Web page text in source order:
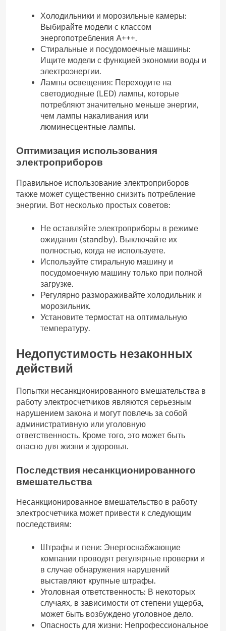
Холодильники и морозильные камеры:
Выбирайте модели с классом
энергопотребления A+++.
Стиральные и посудомоечные машины:
Ищите модели с функцией экономии воды и
электроэнергии.
Лампы освещения: Переходите на
светодиодные (LED) лампы, которые
потребляют значительно меньше энергии,
чем лампы накаливания или
люминесцентные лампы.
Оптимизация использования
электроприборов
Правильное использование электроприборов
также может существенно снизить потребление
энергии. Вот несколько простых советов:
Не оставляйте электроприборы в режиме
ожидания (standby). Выключайте их
полностью, когда не используете.
Используйте стиральную машину и
посудомоечную машину только при полной
загрузке.
Регулярно размораживайте холодильник и
морозильник.
Установите термостат на оптимальную
температуру.
Недопустимость незаконных
действий
Попытки несанкционированного вмешательства в
работу электросчетчиков являются серьезным
нарушением закона и могут повлечь за собой
административную или уголовную
ответственность. Кроме того, это может быть
опасно для жизни и здоровья.
Последствия несанкционированного
вмешательства
Несанкционированное вмешательство в работу
электросчетчика может привести к следующим
последствиям:
Штрафы и пени: Энергоснабжающие
компании проводят регулярные проверки и
в случае обнаружения нарушений
выставляют крупные штрафы.
Уголовная ответственность: В некоторых
случаях, в зависимости от степени ущерба,
может быть возбуждено уголовное дело.
Опасность для жизни: Непрофессиональное